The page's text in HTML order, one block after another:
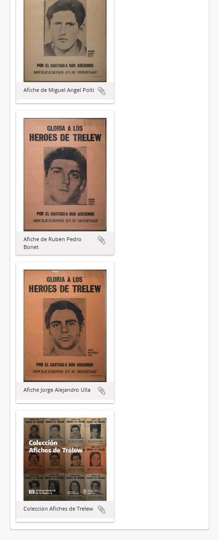
Afiche de Miguel Angel Polti
Afiche de Rubén Pedro
Bonet
Afiche Jorge Alejandro Ulla
Colección Afiches de Trelew